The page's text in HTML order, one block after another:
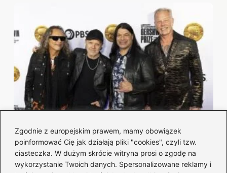
Zgodnie z europejskim prawem, mamy obowiązek
poinformować Cię jak działają pliki "cookies", czyli tzw.
ciasteczka. W dużym skrócie witryna prosi o zgodę na
wykorzystanie Twoich danych. Spersonalizowane reklamy i
Chwyty na gitarze — Metallica: zagraj
kultowe riffy i akordy
2026-08-04